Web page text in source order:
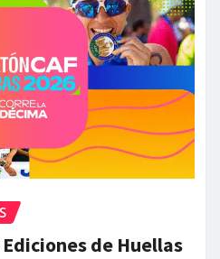
de Huellas